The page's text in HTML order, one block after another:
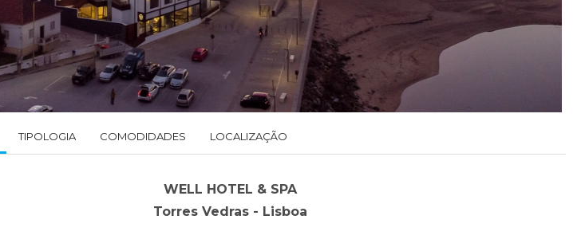
TIPOLOGIA COMODIDADES LOCALIZAÇÃO
WELL HOTEL & SPA
Torres Vedras - Lisboa